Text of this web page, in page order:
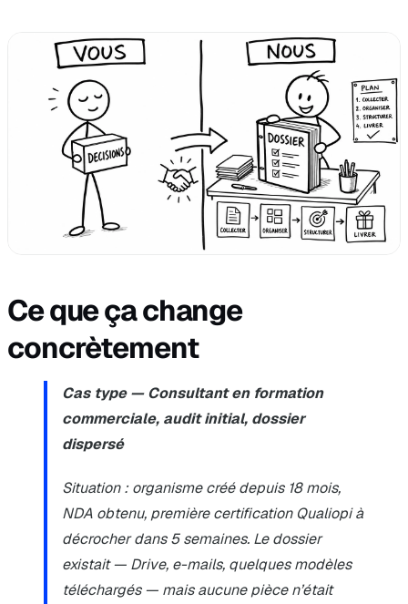
Ce que ça change
concrètement
Cas type — Consultant en formation
commerciale, audit initial, dossier
dispersé
Situation : organisme créé depuis 18 mois,
NDA obtenu, première certification Qualiopi à
décrocher dans 5 semaines. Le dossier
existait — Drive, e-mails, quelques modèles
téléchargés — mais aucune pièce n’était